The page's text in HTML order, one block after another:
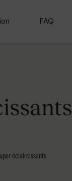
FAQ
éclaircissants